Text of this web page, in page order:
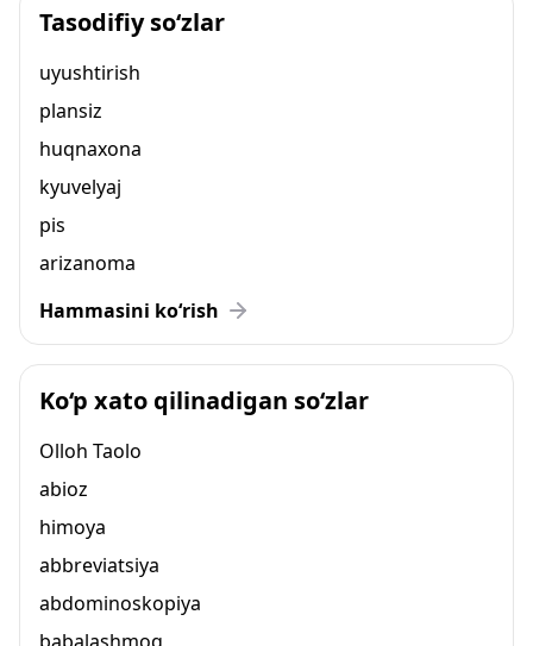
Tasodifiy so‘zlar
uyushtirish
plansiz
huqnaxona
kyuvelyaj
pis
arizanoma
Hammasini ko‘rish
Ko‘p xato qilinadigan so‘zlar
Olloh Taolo
abioz
himoya
abbreviatsiya
abdominoskopiya